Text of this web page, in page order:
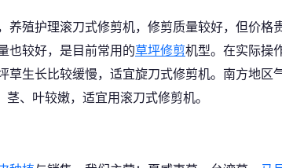
殖护理滚刀式修剪机，修剪质量较好，但价格
也较好，是目前常用的草坪修剪机型。在实际操
生长比较缓慢，适宜旋刀式修剪机。南方地区
、叶较嫩，适宜用滚刀式修剪机。